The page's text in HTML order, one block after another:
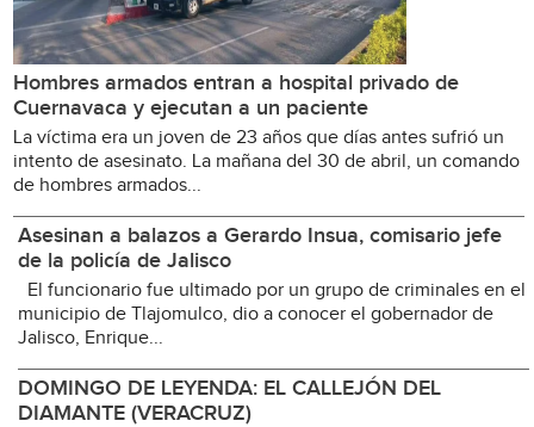
Hombres armados entran a hospital privado de
Cuernavaca y ejecutan a un paciente
La víctima era un joven de 23 años que días antes sufrió un
intento de asesinato. La mañana del 30 de abril, un comando
de hombres armados...
Asesinan a balazos a Gerardo Insua, comisario jefe
de la policía de Jalisco
El funcionario fue ultimado por un grupo de criminales en el
municipio de Tlajomulco, dio a conocer el gobernador de
Jalisco, Enrique...
DOMINGO DE LEYENDA: EL CALLEJÓN DEL
DIAMANTE (VERACRUZ)